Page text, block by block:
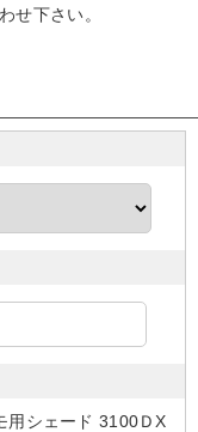
せ下さい。
用シェード 3100ＤX